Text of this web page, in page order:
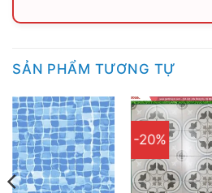
SẢN PHẨM TƯƠNG TỰ
-20%